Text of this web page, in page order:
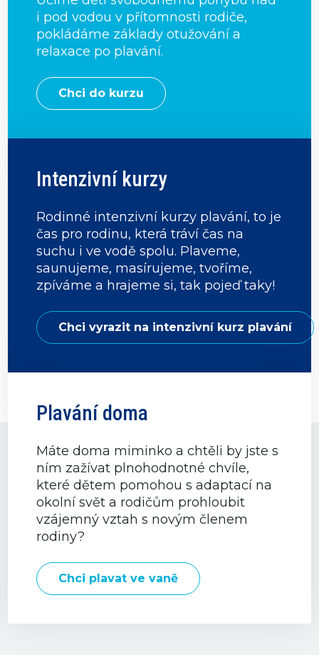
i pod vodou v přítomnosti rodiče,
pokládáme základy otužování a
relaxace po plavání.
Chci do kurzu
Intenzivní kurzy
Rodinné intenzivní kurzy plavání, to je
čas pro rodinu, která tráví čas na
suchu i ve vodě spolu. Plaveme,
saunujeme, masírujeme, tvoříme,
zpíváme a hrajeme si, tak pojeď taky!
Chci vyrazit na intenzivní kurz plavání
Plavání doma
Máte doma miminko a chtěli by jste s
ním zažívat plnohodnotné chvíle,
které dětem pomohou s adaptací na
okolní svět a rodičům prohloubit
vzájemný vztah s novým členem
rodiny?
Chci plavat ve vaně